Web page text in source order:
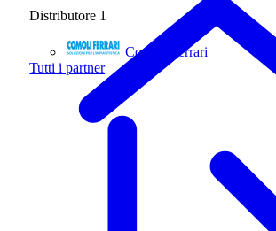
Distributore 1
Comoli Ferrari
Tutti i partner